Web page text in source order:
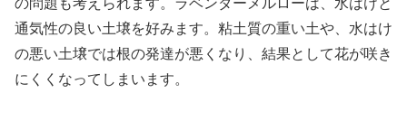
の問題も考えられます。ラベンダーメルローは、水はけと
通気性の良い土壌を好みます。粘土質の重い土や、水はけ
の悪い土壌では根の発達が悪くなり、結果として花が咲き
にくくなってしまいます。